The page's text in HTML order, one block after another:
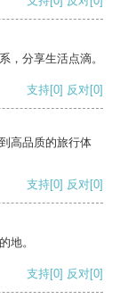
，分享生活点滴。
支持[0] 反对[0]
高品质的旅行体
支持[0] 反对[0]
地。
支持[0] 反对[0]